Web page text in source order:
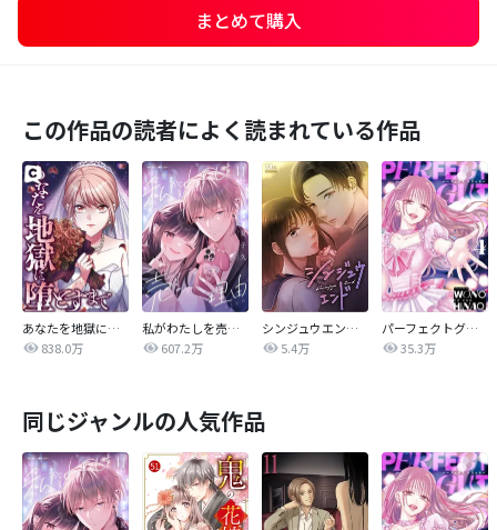
まとめて購入
この作品の読者によく読まれている作品
あなたを地獄に堕とすまで
838.0万
私がわたしを売る理由
607.2万
シンジュウエンド【タテヨミ】
5.4万
パーフェクトグリッター
35.3万
同じジャンルの人気作品